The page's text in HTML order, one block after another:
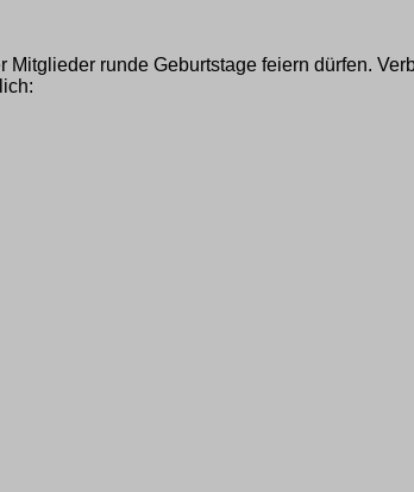
runde Geburtstage feiern dürfen.